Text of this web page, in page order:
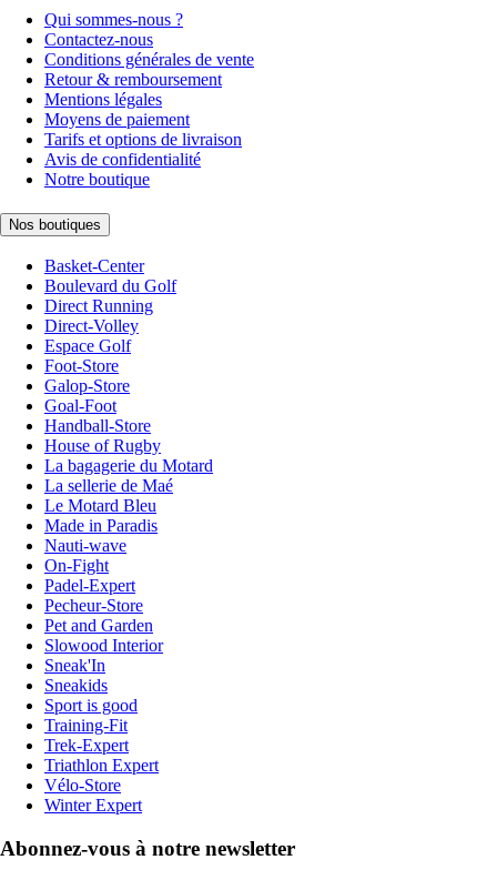
Qui sommes-nous ?
Contactez-nous
Conditions générales de vente
Retour & remboursement
Mentions légales
Moyens de paiement
Tarifs et options de livraison
Avis de confidentialité
Notre boutique
Nos boutiques
Basket-Center
Boulevard du Golf
Direct Running
Direct-Volley
Espace Golf
Foot-Store
Galop-Store
Goal-Foot
Handball-Store
House of Rugby
La bagagerie du Motard
La sellerie de Maé
Le Motard Bleu
Made in Paradis
Nauti-wave
On-Fight
Padel-Expert
Pecheur-Store
Pet and Garden
Slowood Interior
Sneak'In
Sneakids
Sport is good
Training-Fit
Trek-Expert
Triathlon Expert
Vélo-Store
Winter Expert
Abonnez-vous à notre newsletter